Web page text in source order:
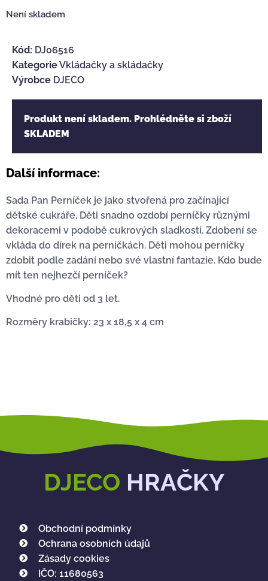
Není skladem
Kód: DJ06516
KategorieVkládačky a skládačky
Výrobce DJECO
Produkt není skladem. Prohlédněte si zboží
SKLADEM
Další informace:
Sada Pan Perníček je jako stvořená pro začínající
dětské cukráře. Děti snadno ozdobí perníčky různými
dekoracemi v podobě cukrových sladkostí. Zdobení se
vkláda do dírek na perníčkách. Děti mohou perníčky
zdobit podle zadání nebo své vlastní fantazie. Kdo bude
mít ten nejhezčí perníček?
Vhodné pro děti od 3 let.
Rozměry krabičky: 23 x 18,5 x 4 cm
DJECO HRAČKY
Obchodní podmínky
Ochrana osobních údajů
Zásady cookies
IČO: 11680563